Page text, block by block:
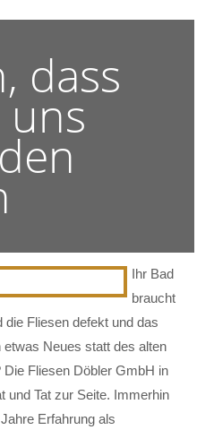
dass
uns
Ihr Bad
braucht
die Fliesen defekt und das
Neues statt des alten
Fliesen Döbler GmbH in
und Tat zur Seite. Immerhin
Erfahrung als